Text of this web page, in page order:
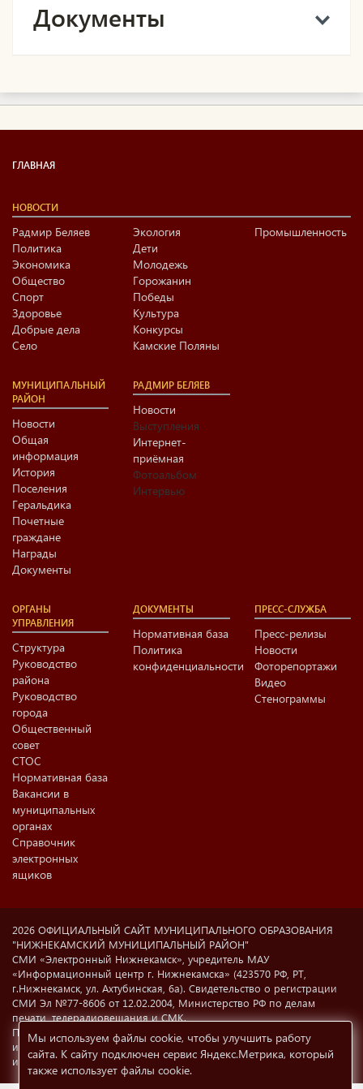
Документы
ГЛАВНАЯ
НОВОСТИ
Радмир Беляев
Политика
Экономика
Общество
Спорт
Здоровье
Добрые дела
Село
Экология
Дети
Молодежь
Горожанин
Победы
Культура
Конкурсы
Камские Поляны
Промышленность
МУНИЦИПАЛЬНЫЙ
РАЙОН
Новости
Общая
информация
История
Поселения
Геральдика
Почетные
граждане
Награды
Документы
РАДМИР БЕЛЯЕВ
Новости
Выступления
Интернет-
приёмная
Фотоальбом
Интервью
ОРГАНЫ
УПРАВЛЕНИЯ
Структура
Руководство
района
Руководство
города
Общественный
совет
СТОС
Нормативная база
Вакансии в
муниципальных
органах
Справочник
электронных
ящиков
ДОКУМЕНТЫ
Нормативная база
Политика
конфиденциальности
ПРЕСС-СЛУЖБА
Пресс-релизы
Новости
Фоторепортажи
Видео
Стенограммы
2026 ОФИЦИАЛЬНЫЙ САЙТ МУНИЦИПАЛЬНОГО ОБРАЗОВАНИЯ
"НИЖНЕКАМСКИЙ МУНИЦИПАЛЬНЫЙ РАЙОН"
СМИ «Электронный Нижнекамск», учредитель МАУ
«Информационный центр г. Нижнекамска» (423570 РФ, РТ,
г.Нижнекамск, ул. Ахтубинская, 6а). Свидетельство о регистрации
СМИ Эл №77-8606 от 12.02.2004, Министерство РФ по делам
печати, телерадиовещания и СМК.
При использовании материалов с сайта
ссылка на
источник информации обязательна. Условия использования
информации12+
Мы используем файлы cookie, чтобы улучшить работу
сайта. К сайту подключен сервис Яндекс.Метрика, который
также использует файлы cookie.